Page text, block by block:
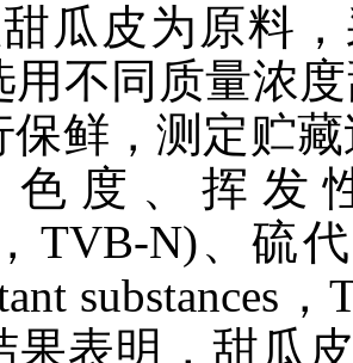
瓜皮为原料
用不同质量浓
鲜，测定贮
度、挥发
TVB-N)、硫
substances
果表明，甜瓜